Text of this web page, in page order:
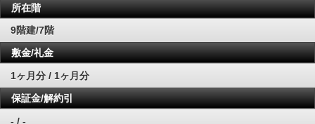
所在階
9階建/7階
敷金/礼金
1ヶ月分 / 1ヶ月分
保証金/解約引
- / -